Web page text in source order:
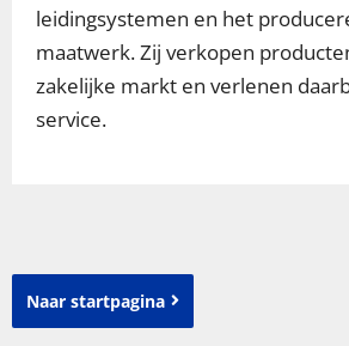
leidingsystemen en het
maatwerk. Zij verkopen
zakelijke markt en verlenen
service.
Naar startpagina